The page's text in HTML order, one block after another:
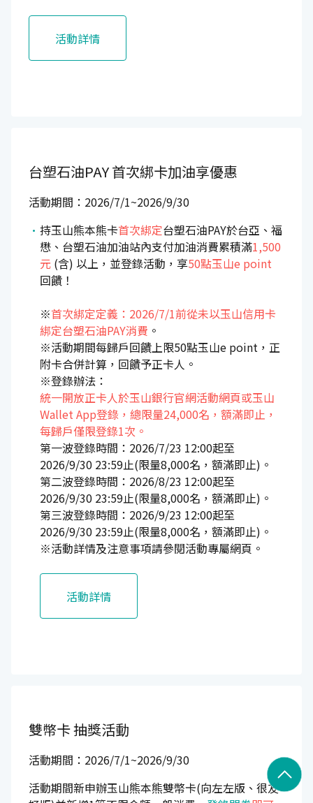
活動詳情
台塑石油PAY首次綁卡加油享優惠
活動期間：2026/7/1~2026/9/30
持玉山熊本熊卡首次綁定台塑石油PAY於台亞、福
懋、台塑石油加油站內支付加油消費累積滿1,500
元 (含) 以上，並登錄活動，享50點玉山e point
回饋！
※首次綁定定義：2026/7/1前從未以玉山信用卡
綁定台塑石油PAY消費 。
※活動期間每歸戶回饋上限50點玉山e point，正
附卡合併計算，回饋予正卡人。
※登錄辦法：
統一開放正卡人於玉山銀行官網活動網頁或玉山
Wallet App登錄，總限量24,000名，額滿即止，
每歸戶僅限登錄1次。
第一波登錄時間：2026/7/23 12:00起至
2026/9/30 23:59止(限量8,000名，額滿即止)。
第二波登錄時間：2026/8/23 12:00起至
2026/9/30 23:59止(限量8,000名，額滿即止)。
第三波登錄時間：2026/9/23 12:00起至
2026/9/30 23:59止(限量8,000名，額滿即止)。
※活動詳情及注意事項請參閱活動專屬網頁。
活動詳情
雙幣卡抽獎活動
活動期間：2026/7/1~2026/9/30
活動期間新申辦玉山熊本熊雙幣卡(向左左版、很友